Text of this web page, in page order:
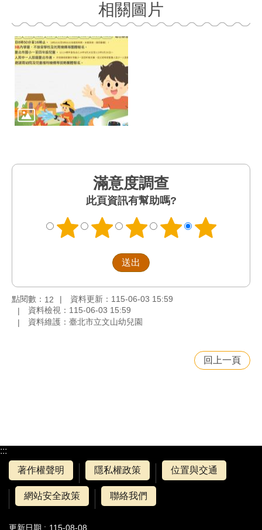
相關圖片
滿意度調查
此頁資訊有幫助嗎?
點閱數： 12
資料更新：115-06-03 15:59
資料檢視：115-06-03 15:59
資料維護：臺北市立文山幼兒園
回上一頁
:::
著作權聲明
隱私權政策 位置與交通
網站安全政策 聯絡我們
更新日期 115-08-08